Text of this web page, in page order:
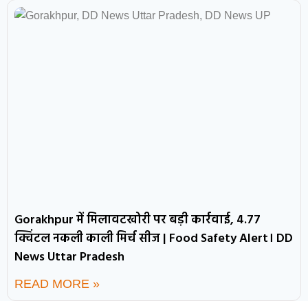
Gorakhpur में मिलावटखोरी पर बड़ी कार्रवाई, 4.77
क्विंटल नकली काली मिर्च सीज | Food Safety Alert। DD
News Uttar Pradesh
READ MORE »